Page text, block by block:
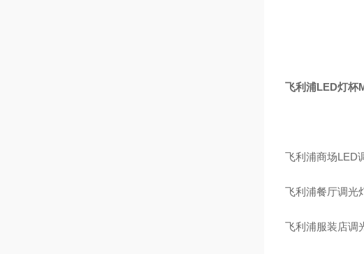
飞利浦LED灯杯
飞利浦商场LED
飞利浦餐厅调光
飞利浦服装店调